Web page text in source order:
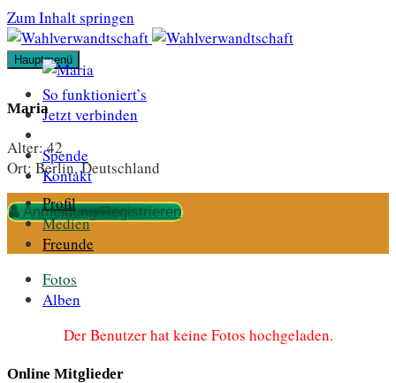
Zum Inhalt springen
Hauptmenü
So funktioniert’s
Jetzt verbinden
Spende
Kontakt
Anmeldung/Registrieren
Maria
Alter:42
Ort: Berlin, Deutschland
Profil
Medien
Freunde
Fotos
Alben
Der Benutzer hat keine Fotos hochgeladen.
Online Mitglieder